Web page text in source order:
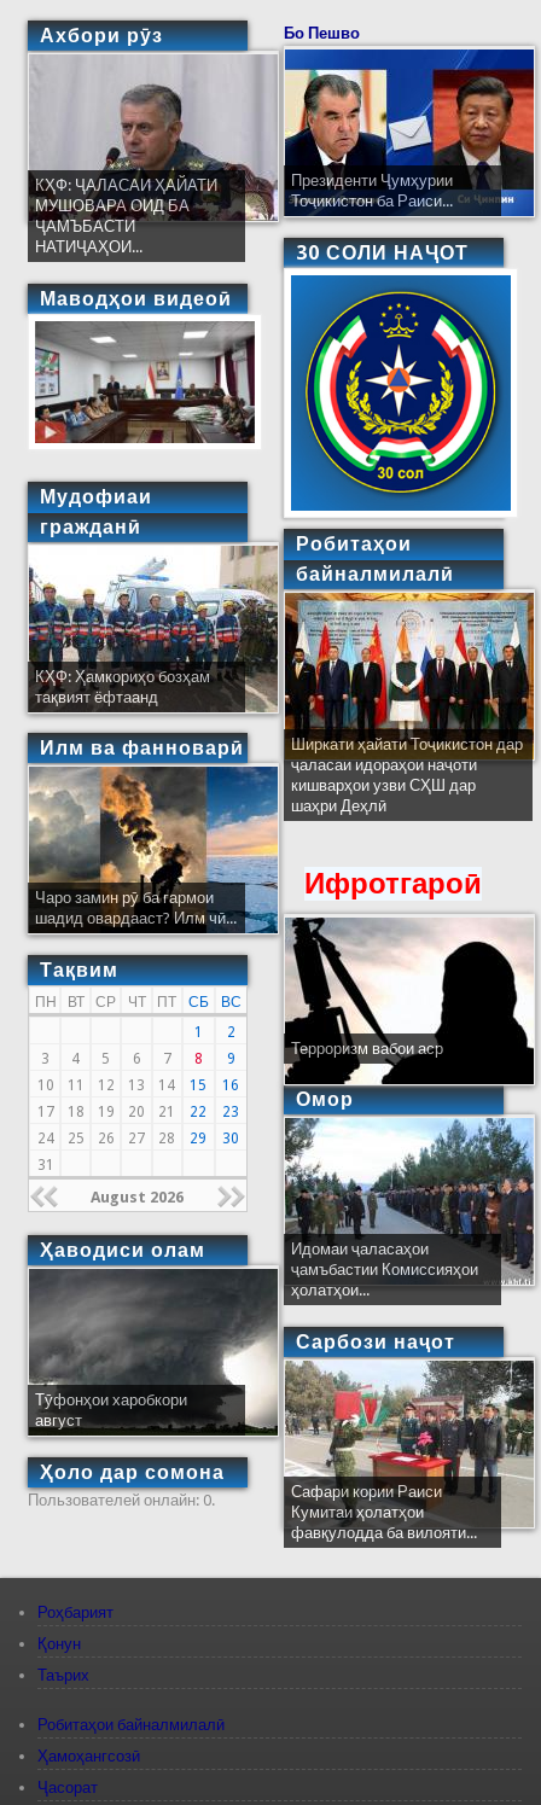
Ахбори рӯз
КҲФ: ҶАЛАСАИ ҲАЙАТИ
МУШОВАРА ОИД БА
ҶАМЪБАСТИ
НАТИҶАҲОИ...
Маводҳои видеоӣ
Мудофиаи
гражданӣ
КҲФ: Ҳамкориҳо бозҳам
тақвият ёфтаанд
Илм ва фанноварӣ
Чаро замин рӯ ба гармои
шадид овардааст? Илм чӣ...
Тақвим
ПН ВТ СР ЧТ ПТ СБ
ВС
1
2
3
4 5 6 7 8
9
10
11 12 13 14 15
16
17
18 19 20 21 22
23
24
25 26 27 28 29
30
31
August 2026
Ҳаводиси олам
Тӯфонҳои харобкори
август
Ҳоло дар сомона
Пользователей онлайн: 0.
Бо Пешво
Президенти Ҷумҳурии
Тоҷикистон ба Раиси...
30 СОЛИ НАҶОТ
Робитаҳои
байналмилалӣ
Ширкати ҳайати Тоҷикистон дар
ҷаласаи идораҳои наҷоти
кишварҳои узви СҲШ дар
шаҳри Деҳлӣ
Ифротгароӣ
Терроризм вабои аср
Омор
Идомаи ҷаласаҳои
ҷамъбастии Комиссияҳои
ҳолатҳои...
Сарбози наҷот
Сафари кории Раиси
Кумитаи ҳолатҳои
фавқулодда ба вилояти...
Роҳбарият
Қонун
Таърих
Робитаҳои байналмилалӣ
Ҳамоҳангсозӣ
Ҷасорат